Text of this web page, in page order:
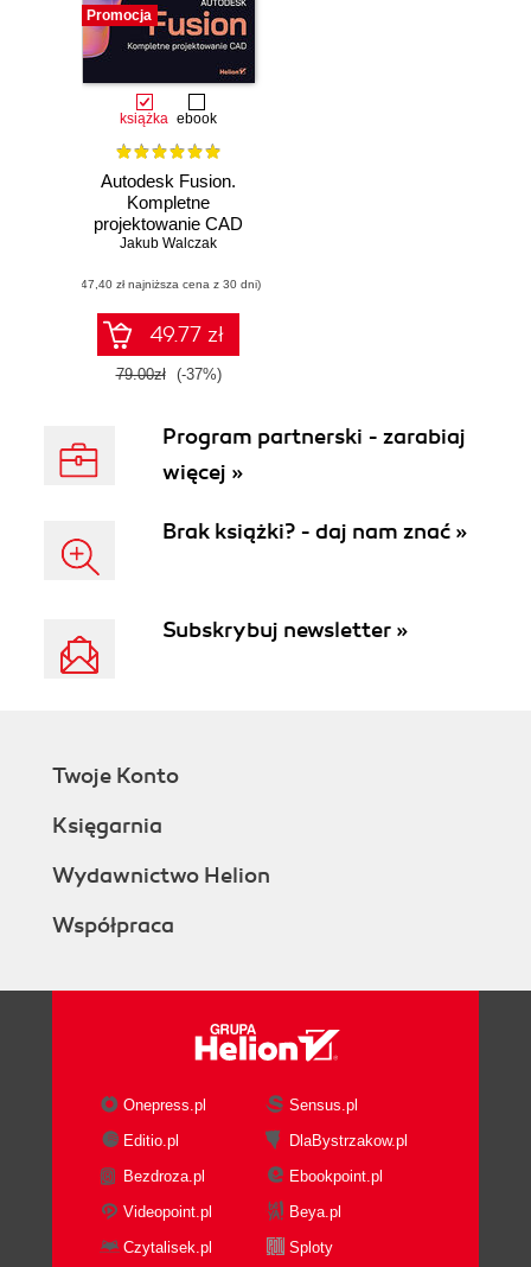
Promocja
książka ebook
Autodesk Fusion.
Kompletne
projektowanie CAD
Jakub Walczak
(47,40 zł najniższa cena z 30 dni)
49.77 zł
79.00zł (-37%)
Program partnerski - zarabiaj
więcej »
Brak książki? - daj nam znać »
Subskrybuj newsletter »
Twoje Konto
Księgarnia
Wydawnictwo Helion
Współpraca
Onepress.pl
Sensus.pl
Editio.pl
DlaBystrzakow.pl
Bezdroza.pl
Ebookpoint.pl
Videopoint.pl
Beya.pl
Czytalisek.pl
Sploty